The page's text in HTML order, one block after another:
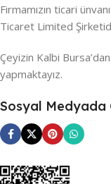
Firmamızın ticari
Ticaret Limited
Çeyizin Kalbi
yapmaktayız.
Sosyal Medyada